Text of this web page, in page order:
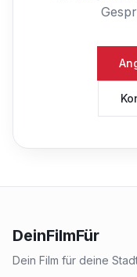
DeinFilmFür
Dein Film für deine